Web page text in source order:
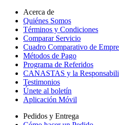
Acerca de
Quiénes Somos
Términos y Condiciones
Comparar Servicio
Cuadro Comparativo de
Métodos de Pago
Programa de Referidos
CANASTAS y la
Testimonios
Únete al boletín
Aplicación Móvil
Pedidos y Entrega